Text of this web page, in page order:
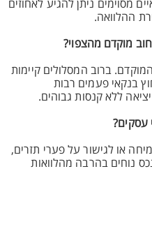
מסוימים ניתן להגיע לאחוזים
ההלוואה.
מוקדם מהצפוי?
ברוב המסלולים קיימות
בנקאי פעמים רבות
ללא קנסות גבוהים.
עסקים?
או לגישור על פערי תזרים,
נוחים בהרבה מהלוואות